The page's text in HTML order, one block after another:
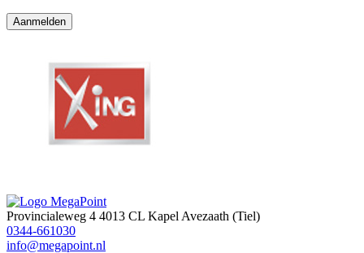
Provincialeweg 4 4013 CL Kapel Avezaath (Tiel)
0344-661030
info@megapoint.nl